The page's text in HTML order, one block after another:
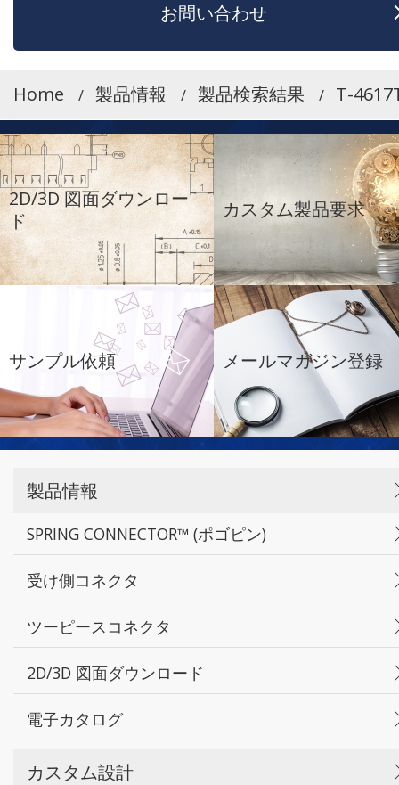
Home 製品情報 製品検索結果 T-
お問い合わせ
2D/3D 図面ダウンロー
ド
カスタム製品要求
サンプル依頼 メールマガジン登録
製品情報
SPRING CONNECTOR™ (ポゴピン)
受け側コネクタ
ツーピースコネクタ
2D/3D 図面ダウンロード
電子カタログ
カスタム設計